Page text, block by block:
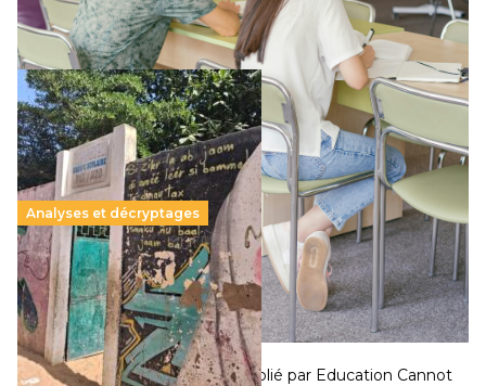
Lire la suite →
Analyses et décryptages
258 millions d’enfants victimes de la guerre, des
chocs climatiques et des déplacements de
population
11 juillet 2026- National
Un nouveau rapport mondial publié par Education Cannot